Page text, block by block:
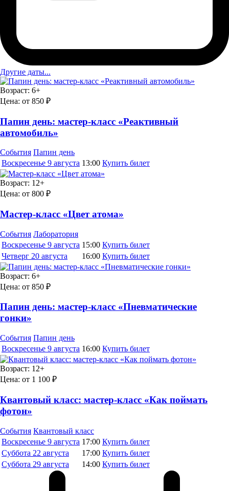
Другие даты...
Возраст: 6+
Цена: от 850 ₽
Папин день: мастер-класс «Реактивный
автомобиль»
События Папин день
Воскресенье 9 августа 13:00 Купить билет
Возраст: 12+
Цена: от 800 ₽
Мастер-класс «Цвет атома»
События Лаборатория
Воскресенье 9 августа 15:00 Купить билет
Четверг 20 августа 16:00 Купить билет
Возраст: 6+
Цена: от 850 ₽
Папин день: мастер-класс «Пневматические
гонки»
События Папин день
Воскресенье 9 августа 16:00 Купить билет
Возраст: 12+
Цена: от 1 100 ₽
Квантовый класс: мастер-класс «Как поймать
фотон»
События Квантовый класс
Воскресенье 9 августа 17:00 Купить билет
Суббота 22 августа 17:00 Купить билет
Суббота 29 августа 14:00 Купить билет